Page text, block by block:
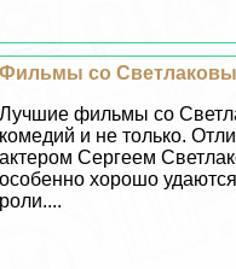
Фильмы со
Лучшие фильмы со
комедий и не только.
актером Сергеем
особенно хорошо
роли....